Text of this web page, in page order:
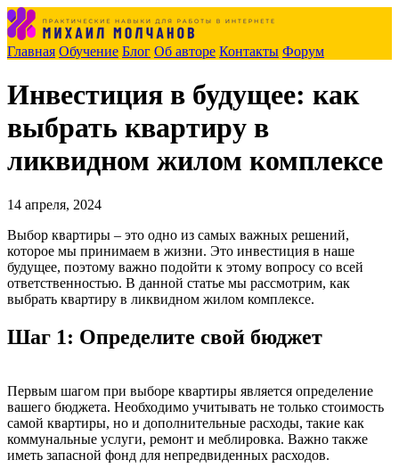
Главная Обучение Блог Об авторе Контакты Форум
Инвестиция в будущее: как
выбрать квартиру в
ликвидном жилом комплексе
14 апреля, 2024
Выбор квартиры – это одно из самых важных решений,
которое мы принимаем в жизни. Это инвестиция в наше
будущее, поэтому важно подойти к этому вопросу со всей
ответственностью. В данной статье мы рассмотрим, как
выбрать квартиру в ликвидном жилом комплексе.
Шаг 1: Определите свой бюджет
Первым шагом при выборе квартиры является определение
вашего бюджета. Необходимо учитывать не только стоимость
самой квартиры, но и дополнительные расходы, такие как
коммунальные услуги, ремонт и меблировка. Важно также
иметь запасной фонд для непредвиденных расходов.